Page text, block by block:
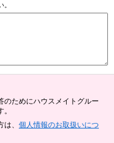
のためにハウスメイトグルー
、 個人情報のお取扱いにつ